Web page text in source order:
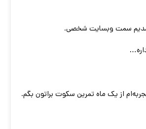
سمت وبسایت شخصی.
از یک ماه تمرین سکوت براتون بگم.